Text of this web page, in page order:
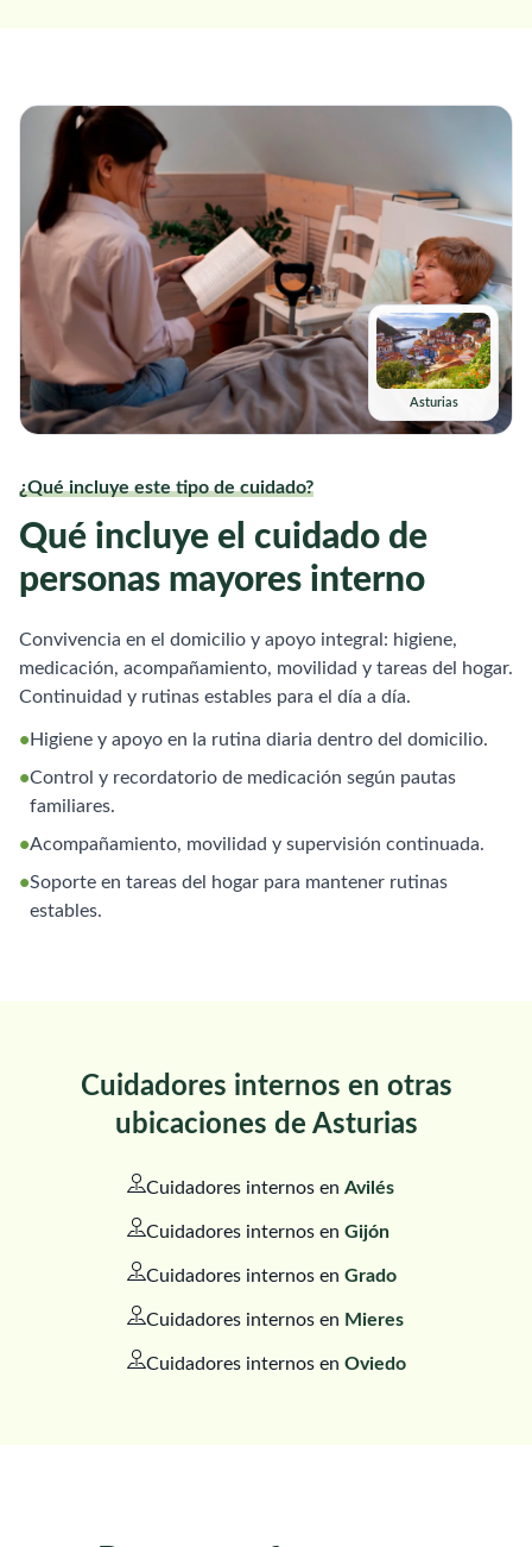
Asturias
¿Qué incluye este tipo de cuidado?
Qué incluye el cuidado de
personas mayores interno
Convivencia en el domicilio y apoyo integral: higiene,
medicación, acompañamiento, movilidad y tareas del hogar.
Continuidad y rutinas estables para el día a día.
• Higiene y apoyo en la rutina diaria dentro del domicilio.
•Control y recordatorio de medicación según pautas
familiares.
•Acompañamiento, movilidad y supervisión continuada.
•Soporte en tareas del hogar para mantener rutinas
estables.
Cuidadores internos en otras
ubicaciones de Asturias
Cuidadores internos en Avilés
Cuidadores internos en Gijón
Cuidadores internos en Grado
Cuidadores internos en Mieres
Cuidadores internos en Oviedo